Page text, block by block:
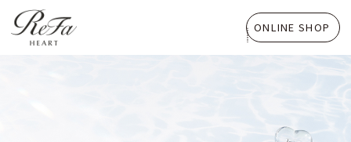
ONLINE SHOP